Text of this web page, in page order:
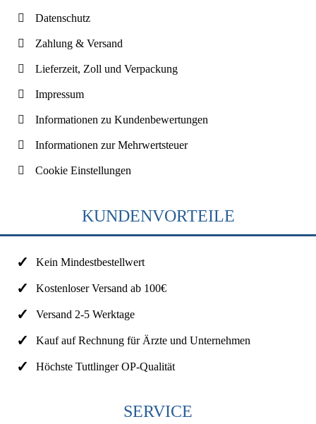
Datenschutz
Zahlung & Versand
Lieferzeit, Zoll und Verpackung
Impressum
Informationen zu Kundenbewertungen
Informationen zur Mehrwertsteuer
Cookie Einstellungen
KUNDENVORTEILE
Kein Mindestbestellwert
Kostenloser Versand ab 100€
Versand 2-5 Werktage
Kauf auf Rechnung für Ärzte und Unternehmen
Höchste Tuttlinger OP-Qualität
SERVICE